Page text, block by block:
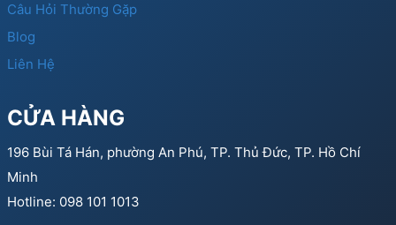
Câu Hỏi Thường Gặp
Blog
Liên Hệ
CỬA HÀNG
196 Bùi Tá Hán, phường An Phú, TP. Thủ Đức, TP. Hồ Chí
Minh
Hotline: 098 101 1013